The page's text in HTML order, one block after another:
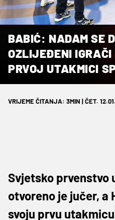
BABIĆ: NADAM SE
OZLIJEĐENI
PRVOJ UTAKMICI
VRIJEME ČITANJA: 3MIN | ČET.
Svjetsko prvenstvo
otvoreno je jučer, a
svoju prvu